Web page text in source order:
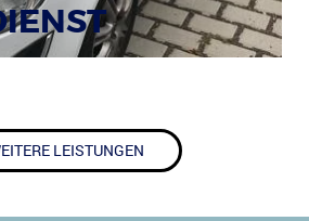
LEISTUNGEN